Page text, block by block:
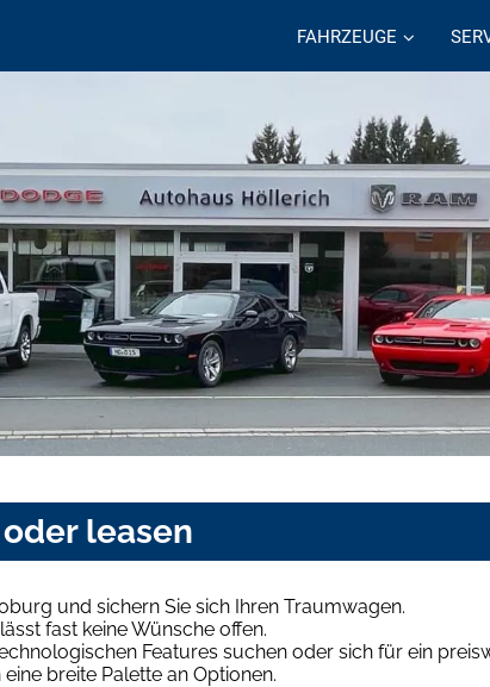
FAHRZEUGE
leasen
und sichern Sie sich Ihren Traumwagen.
fast keine Wünsche offen.
Features suchen oder sich für ein
breite Palette an Optionen.